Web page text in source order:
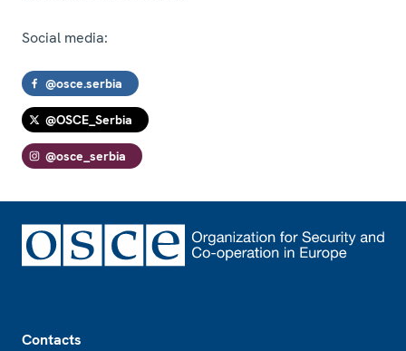
Social media:
@osce.serbia
@OSCE_Serbia
@osce_serbia
Contacts